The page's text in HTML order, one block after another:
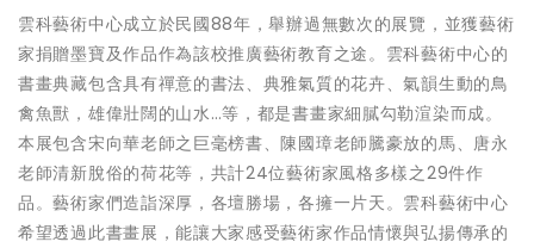
雲科藝術中心成立於民國88年，舉辦過無數次的展覽，並獲藝術
家捐贈墨寶及作品作為該校推廣藝術教育之途。雲科藝術中心的
書畫典藏包含具有禪意的書法、典雅氣質的花卉、氣韻生動的鳥
禽魚獸，雄偉壯闊的山水…等，都是書畫家細膩勾勒渲染而成。
本展包含宋向華老師之巨毫榜書、陳國璋老師騰豪放的馬、唐永
老師清新脫俗的荷花等，共計24位藝術家風格多樣之29件作
品。藝術家們造詣深厚，各壇勝場，各擁一片天。雲科藝術中心
希望透過此書畫展，能讓大家感受藝術家作品情懷與弘揚傳承的